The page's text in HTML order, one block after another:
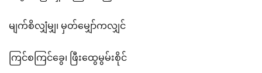
မျက်စိလျှံမျှ၊ မှတ်မျှော်ကလျှင်
ကြင်စကြင်ခွေ၊ ဖြီးထွေမွမ်းစိုင်